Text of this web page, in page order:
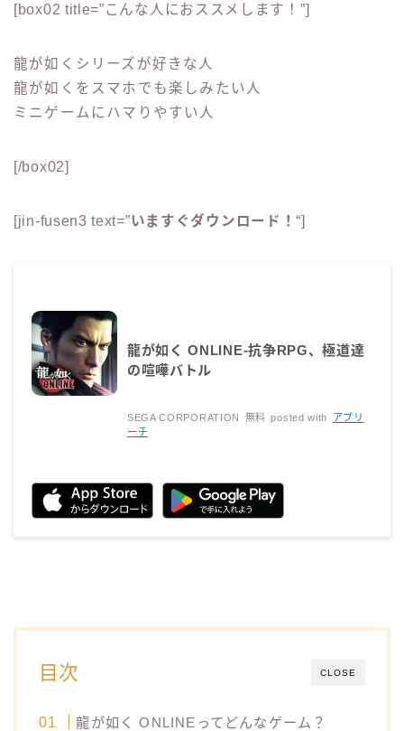
[box02 title=”こんな人におススメします！”]
龍が如くシリーズが好きな人
龍が如くをスマホでも楽しみたい人
ミニゲームにハマりやすい人
[/box02]
[jin-fusen3 text=”いますぐダウンロード！“]
龍が如く ONLINE-抗争RPG、極道達
の喧嘩バトル
SEGA CORPORATION 無料 posted with
アプリ
ーチ
CLOSE
目次
龍が如く ONLINEってどんなゲーム？